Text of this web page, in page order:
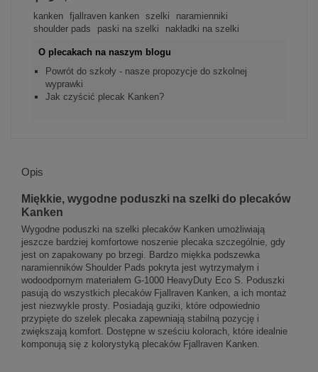
kanken fjallraven kanken szelki
naramienniki
shoulder pads
paski na szelki nakładki na szelki
O plecakach na naszym blogu
Powrót do szkoły - nasze propozycje do szkolnej
wyprawki
Jak czyścić plecak Kanken?
Opis
Miękkie, wygodne poduszki na szelki do plecaków
Kanken
Wygodne poduszki na szelki plecaków Kanken umożliwiają
jeszcze bardziej komfortowe noszenie plecaka szczególnie, gdy
jest on zapakowany po brzegi. Bardzo miękka podszewka
naramienników Shoulder Pads pokryta jest wytrzymałym i
wodoodpornym materiałem G-1000 HeavyDuty Eco S. Poduszki
pasują do wszystkich plecaków Fjallraven Kanken, a ich montaż
jest niezwykle prosty. Posiadają guziki, które odpowiednio
przypięte do szelek plecaka zapewniają stabilną pozycję i
zwiększają komfort. Dostępne w sześciu kolorach, które idealnie
komponują się z kolorystyką plecaków Fjallraven Kanken.